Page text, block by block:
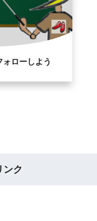
ローしよう
ンク